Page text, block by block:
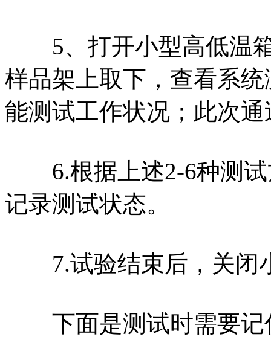
5、打开小型高低温箱
样品架上取下，查看系
能测试工作状况；此次
6.根据上述2-6种测试
记录测试状态。
7.试验结束后，关闭
下面是测试时需要记